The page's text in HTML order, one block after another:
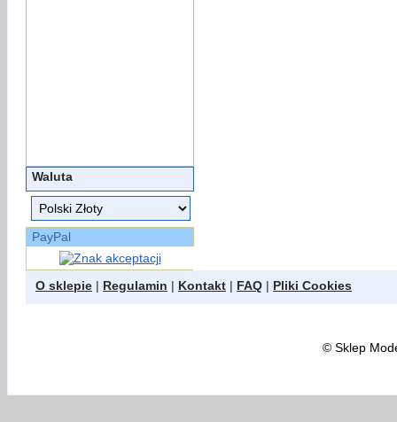
Waluta
PayPal
O sklepie | Regulamin | Kontakt | FAQ | Pliki Cookies
©Sklep